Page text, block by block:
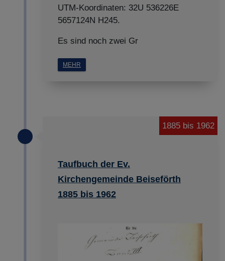
UTM-Koordinaten: 32U 536226E
5657124N H245.
Es sind noch zwei Gr
MEHR
Taufbuch der Ev.
Kirchengemeinde Beiseförth
1885 bis 1962
1885 bis 1962